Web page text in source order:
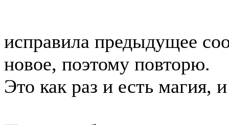
исправила предыдущее
новое, поэтому повторю.
Это как раз и есть магия,